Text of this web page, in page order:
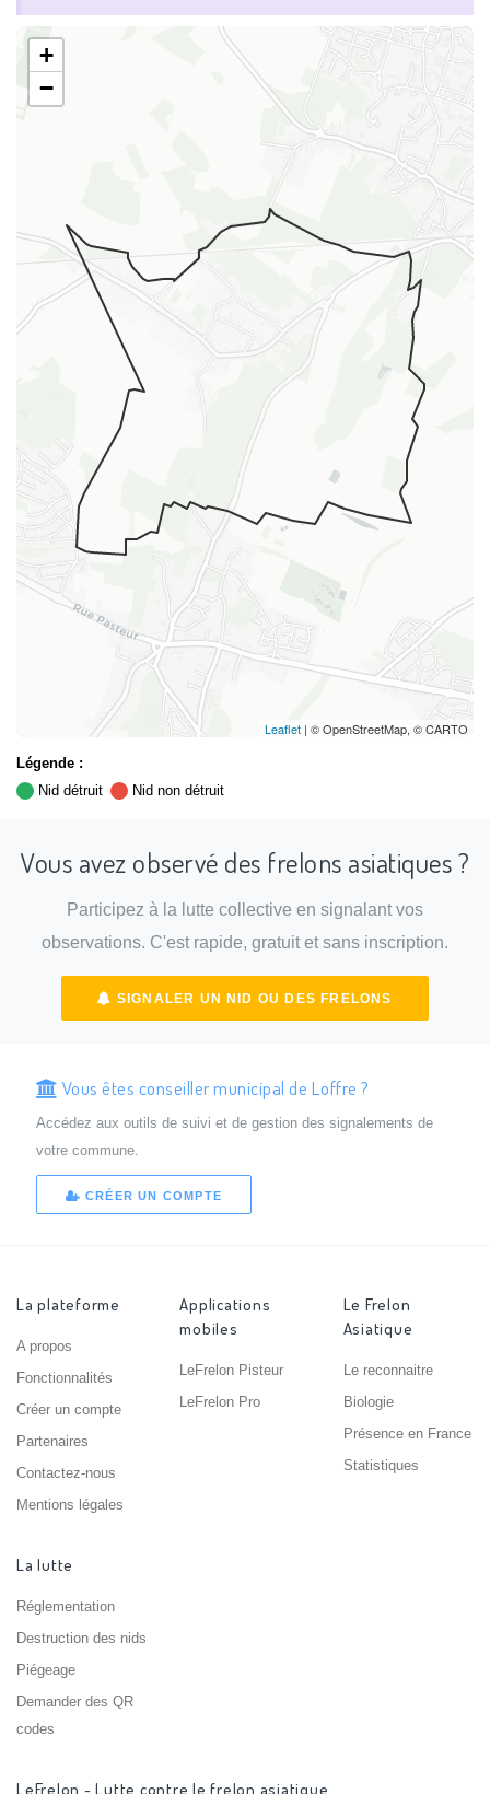
+
−
Leaflet | © OpenStreetMap, © CARTO
Légende :
Nid détruit
Nid non détruit
Vous avez observé des frelons asiatiques ?
Participez à la lutte collective en signalant vos
observations. C'est rapide, gratuit et sans inscription.
SIGNALER UN NID OU DES FRELONS
Vous êtes conseiller municipal de Loffre ?
Accédez aux outils de suivi et de gestion des signalements de
votre commune.
CRÉER UN COMPTE
La plateforme
A propos
Fonctionnalités
Créer un compte
Partenaires
Contactez-nous
Mentions légales
Applications
mobiles
LeFrelon Pisteur
LeFrelon Pro
Le Frelon
Asiatique
Le reconnaitre
Biologie
Présence en France
Statistiques
La lutte
Réglementation
Destruction des nids
Piégeage
Demander des QR
codes
LeFrelon - Lutte contre le frelon asiatique